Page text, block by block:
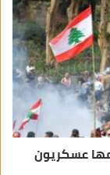
عسكريون